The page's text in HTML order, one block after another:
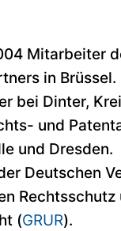
Mitarbeiter
in Brüssel.
bei Dinter,
und
und Dresden.
Deutschen
Rechtsschutz
(GRUR).